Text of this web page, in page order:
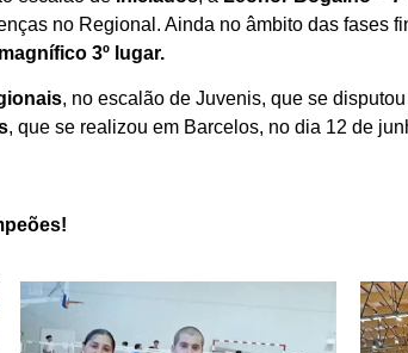
no Regional. Ainda no âmbito das fases
3º lugar.
, no escalão de Juvenis, que se
, que se realizou em Barcelos, no dia 12 de